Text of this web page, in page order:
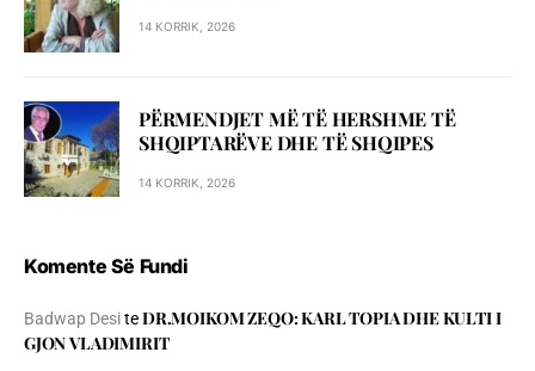
14 KORRIK, 2026
PËRMENDJET MË TË HERSHME TË
SHQIPTARËVE DHE TË SHQIPES
14 KORRIK, 2026
Komente Së Fundi
Badwap DesiteDR.MOIKOM ZEQO: KARL TOPIA DHE KULTI I
GJON VLADIMIRIT